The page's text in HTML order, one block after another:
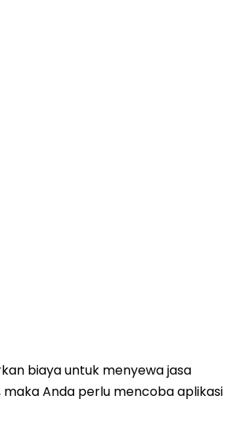
biaya untuk menyewa jasa
Anda perlu mencoba aplikasi